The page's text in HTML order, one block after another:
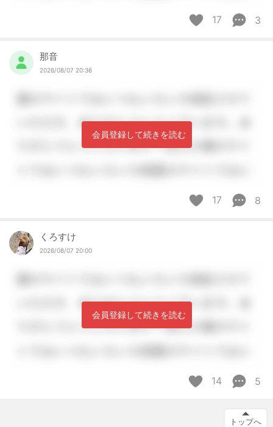
17 3
那音
2026/08/07 20:36
会員登録して続きを読む
17 8
くろすけ
2026/08/07 20:00
会員登録して続きを読む
14 5
トップへ